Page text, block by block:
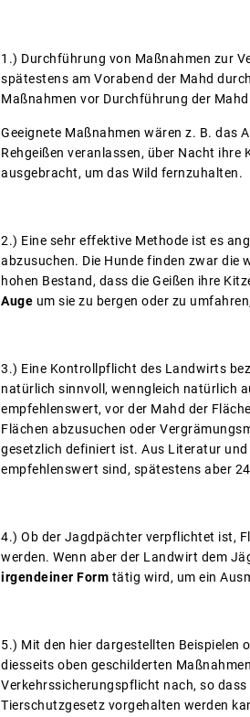
1.) Durchführung von Maßnahmen zur
spätestens am Vorabend der Mahd
Maßnahmen vor Durchführung der
Geeignete Maßnahmen wären z. B. das
Rehgeißen veranlassen, über Nacht ihre
ausgebracht, um das Wild fernzuhalten.
2.) Eine sehr effektive Methode ist es
abzusuchen. Die Hunde finden zwar die
hohen Bestand, dass die Geißen ihre
Auge um sie zu bergen oder zu
3.) Eine Kontrollpflicht des Landwirts
natürlich sinnvoll, wenngleich natürlich
empfehlenswert, vor der Mahd der
Flächen abzusuchen oder
gesetzlich definiert ist. Aus Literatur
empfehlenswert sind, spätestens aber
4.) Ob der Jagdpächter verpflichtet ist,
werden. Wenn aber der Landwirt dem
irgendeiner Form tätig wird, um ein
5.) Mit den hier dargestellten Beispielen
diesseits oben geschilderten
Verkehrssicherungspflicht nach, so
Tierschutzgesetz vorgehalten werden